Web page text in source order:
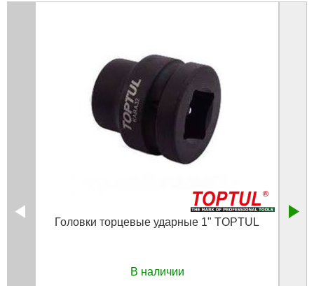
Головки торцевые ударные 1" TOPTUL
В наличии